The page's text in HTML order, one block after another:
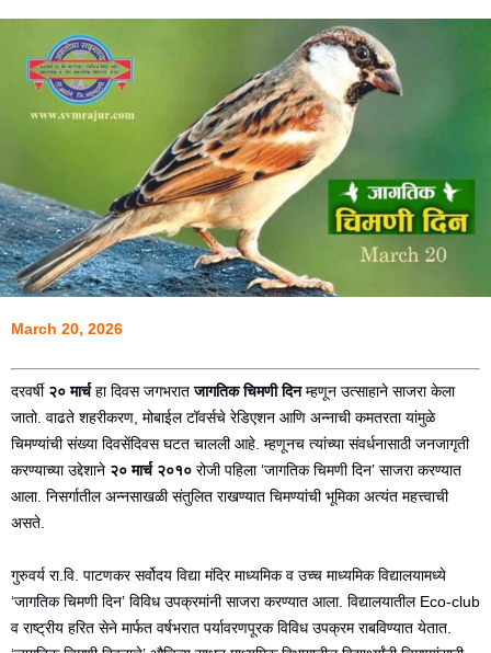
March 20, 2026
दरवर्षी २० मार्चहा दिवस जगभरातजागतिक चिमणी दिनम्हणून उत्साहाने साजरा केला
जातो. वाढते शहरीकरण, मोबाईल टॉवर्सचे रेडिएशन आणि अन्नाची कमतरता यांमुळे
चिमण्यांची संख्या दिवसेंदिवस घटत चालली आहे. म्हणूनच त्यांच्या संवर्धनासाठी जनजागृती
करण्याच्या उद्देशाने २० मार्च २०१० रोजी पहिला ‘जागतिक चिमणी दिन’ साजरा करण्यात
आला. निसर्गातील अन्नसाखळी संतुलित राखण्यात चिमण्यांची भूमिका अत्यंत महत्त्वाची
असते.
गुरुवर्य रा.वि. पाटणकर सर्वोदय विद्या मंदिर माध्यमिक व उच्च माध्यमिक विद्यालयामध्ये
‘जागतिक चिमणी दिन’ विविध उपक्रमांनी साजरा करण्यात आला. विद्यालयातील Eco-club
व राष्ट्रीय हरित सेने मार्फत वर्षभरात पर्यावरणपूरक विविध उपक्रम राबविण्यात येतात.